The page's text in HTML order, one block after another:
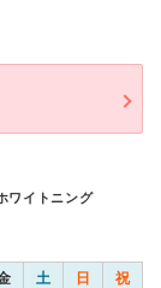
ワイトニング
土 日 祝